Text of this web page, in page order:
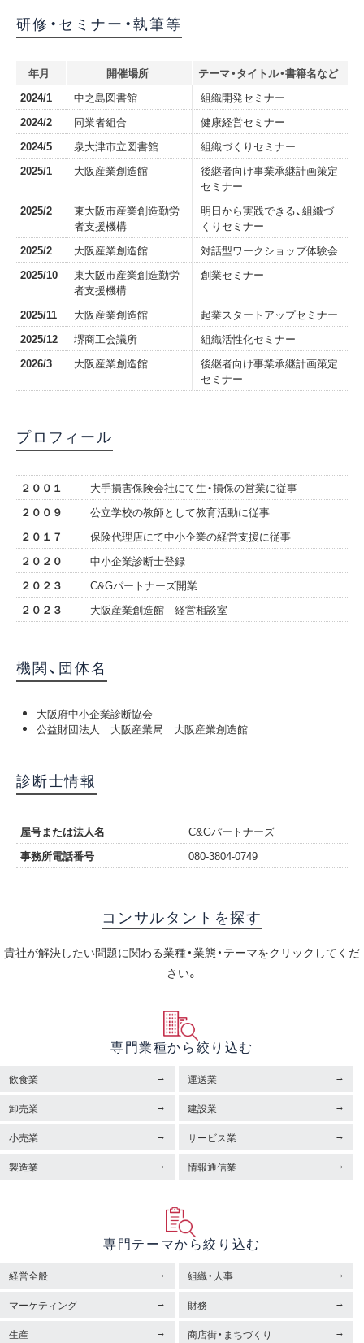
研修・セミナー・執筆等
年月 開催場所
テーマ・タイトル・書籍名など
2024/1
中之島図書館
組織開発セミナー
2024/2
同業者組合
健康経営セミナー
2024/5
泉大津市立図書館
組織づくりセミナー
2025/1
大阪産業創造館
後継者向け事業承継計画策定
セミナー
2025/2
東大阪市産業創造勤労
者支援機構
明日から実践できる、組織づ
くりセミナー
2025/2
大阪産業創造館
対話型ワークショップ体験会
2025/10
東大阪市産業創造勤労
者支援機構
創業セミナー
2025/11 大阪産業創造館
起業スタートアップセミナー
2025/12
堺商工会議所
組織活性化セミナー
2026/3
大阪産業創造館
後継者向け事業承継計画策定
セミナー
プロフィール
２００１
大手損害保険会社にて生・損保の営業に従事
２００９
公立学校の教師として教育活動に従事
２０１７
保険代理店にて中小企業の経営支援に従事
２０２０
中小企業診断士登録
２０２３
C&Gパートナーズ開業
２０２３
大阪産業創造館 経営相談室
機関、団体名
大阪府中小企業診断協会
公益財団法人 大阪産業局 大阪産業創造館
診断士情報
屋号または法人名
C&Gパートナーズ
事務所電話番号
080-3804-0749
コンサルタントを探す
貴社が解決したい問題に関わる業種・業態・テーマをクリックしてくだ
さい。
専門業種から絞り込む
飲食業
運送業
卸売業
建設業
小売業
サービス業
製造業
情報通信業
専門テーマから絞り込む
経営全般
組織・人事
マーケティング
財務
生産
商店街・まちづくり